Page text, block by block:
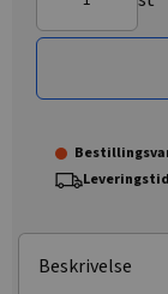
Beskrivelse